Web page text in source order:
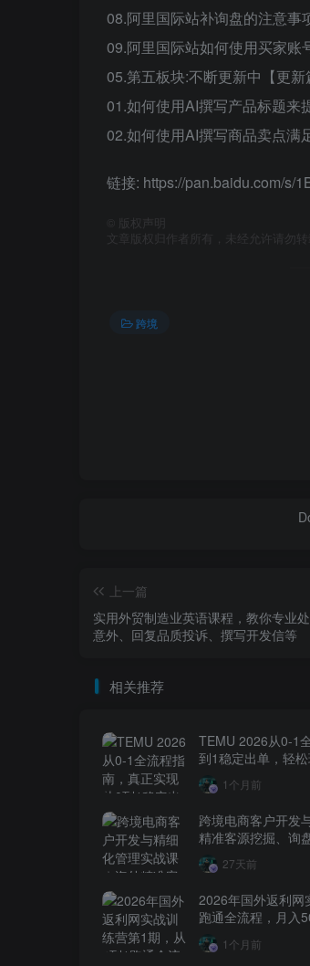
08.阿里国际站补询盘的注意事
09.阿里国际站如何使用买家账
05.第五板块:不断更新中【更新
01.如何使用AI撰写产品标题来
02.如何使用AI撰写商品卖点满
链接: https://pan.baidu.com/s/
版权声明
文章版权归作者所有，未经允许请勿转
跨境
上一篇
实用外贸制造业英语课程，教你专业
意外、回复品质投诉、撰写开发信等
相关推荐
TEMU 2026从0-1
到1稳定出单，轻
1个月前
跨境电商客户开发
精准客源挖掘、询
层全流程落地教程
27天前
2026年国外返利网
跑通全流程，月入
1个月前